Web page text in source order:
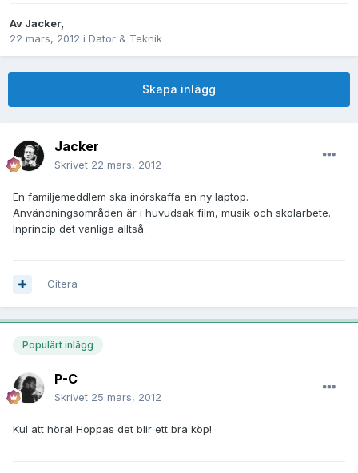
Av Jacker,
22 mars, 2012 i Dator & Teknik
Skapa inlägg
Jacker
Skrivet 22 mars, 2012
En familjemeddlem ska inörskaffa en ny laptop.
Användningsområden är i huvudsak film, musik och skolarbete.
Inprincip det vanliga alltså.
Citera
Populärt inlägg
P-C
Skrivet 25 mars, 2012
Kul att höra! Hoppas det blir ett bra köp!